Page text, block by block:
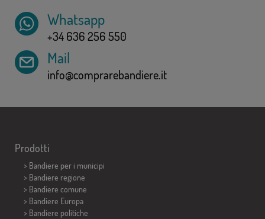
Whatsapp
+34 636 256 550
Mail
info@comprarebandiere.it
Prodotti
> Bandiere per i municipi
> Bandiere regione
> Bandiere comune
> Bandiere Europa
> Bandiere politiche